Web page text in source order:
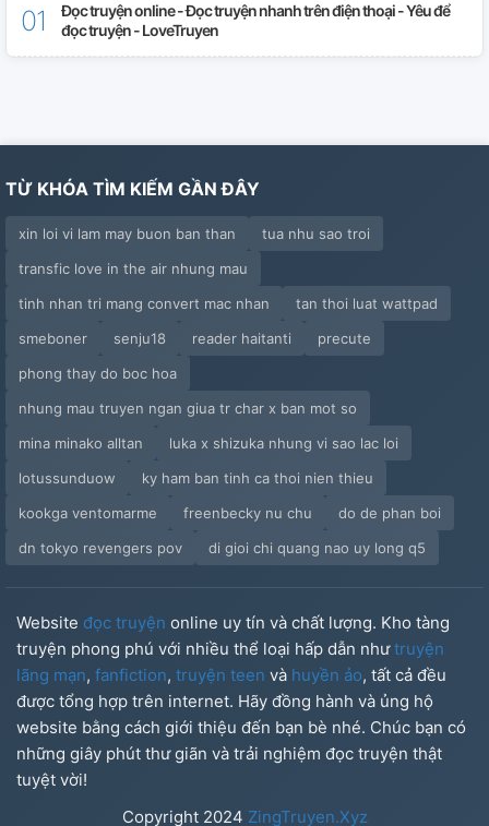
Đọc truyện online - Đọc truyện nhanh trên điện thoại - Yêu để
đọc truyện - LoveTruyen
TỪ KHÓA TÌM KIẾM GẦN ĐÂY
xin loi vi lam may buon ban than
tua nhu sao troi
transfic love in the air nhung mau
tinh nhan tri mang convert mac nhan
tan thoi luat wattpad
smeboner
senju18 reader haitanti
precute
phong thay do boc hoa
nhung mau truyen ngan giua tr char x ban mot so
mina minako alltan
luka x shizuka nhung vi sao lac loi
lotussunduow
ky ham ban tinh ca thoi nien thieu
kookga ventomarme
freenbecky nu chu
do de phan boi
dn tokyo revengers pov
di gioi chi quang nao uy long q5
Website đọc truyện online uy tín và chất lượng. Kho tàng
truyện phong phú với nhiều thể loại hấp dẫn nhưtruyện
lãng mạn, fanfiction, truyện teen và huyền ảo, tất cả đều
được tổng hợp trên internet. Hãy đồng hành và ủng hộ
website bằng cách giới thiệu đến bạn bè nhé. Chúc bạn có
những giây phút thư giãn và trải nghiệm đọc truyện thật
tuyệt vời!
Copyright 2024 ZingTruyen.Xyz